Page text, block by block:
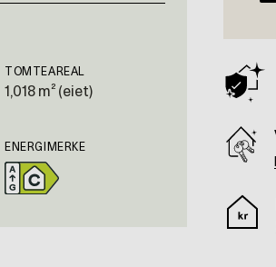
TOMTEAREAL
1,018 m² (eiet)
ENERGIMERKE